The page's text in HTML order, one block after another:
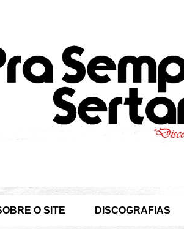
O SITE DISCOGRAFIAS